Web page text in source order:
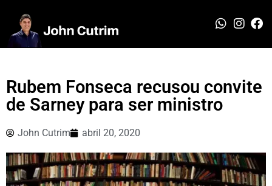
Rubem Fonseca recusou convite
de Sarney para ser ministro
John Cutrim abril 20, 2020